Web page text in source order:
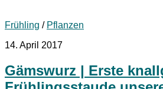
Frühling / Pflanzen
14. April 2017
Gämswurz | Erste